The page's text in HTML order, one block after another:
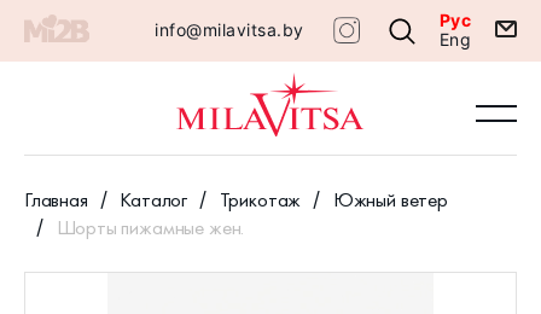
info@milavitsa.by
Рус
Eng
Главная Каталог Трикотаж
Южный ветер
Шорты пижамные жен.